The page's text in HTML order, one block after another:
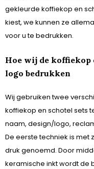
gekleurde koffiekop en
kiest, we kunnen ze
voor u te bedrukken.
Hoe wij de koffiekop
logo bedrukken
Wij gebruiken twee
koffiekop en schotel sets
naam, design/logo,
De eerste techniek is met
druk genoemd. Door
keramische inkt wordt de